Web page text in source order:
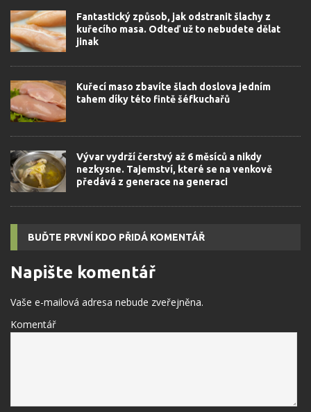
Fantastický způsob, jak odstranit šlachy z
kuřecího masa. Odteď už to nebudete dělat
jinak
Kuřecí maso zbavíte šlach doslova jedním
tahem díky této fintě šéfkuchařů
Vývar vydrží čerstvý až 6 měsíců a nikdy
nezkysne. Tajemství, které se na venkově
předává z generace na generaci
BUĎTE PRVNÍ KDO PŘIDÁ KOMENTÁŘ
Napište komentář
Vaše e-mailová adresa nebude zveřejněna.
Komentář